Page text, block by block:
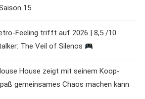
15
Feeling trifft auf 2026 | 8,5 /10
The Veil of Silenos
House zeigt mit seinem Koop-
gemeinsames Chaos machen kann